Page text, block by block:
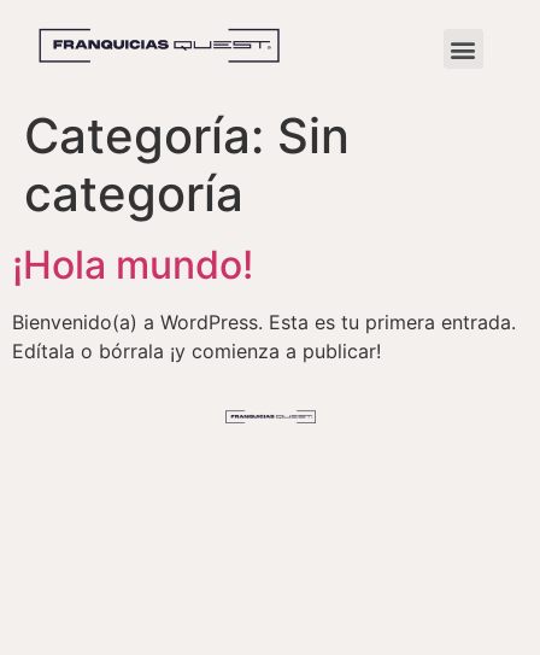
Categoría: Sin
categoría
¡Hola mundo!
Bienvenido(a) a WordPress. Esta es tu primera entrada.
Edítala o bórrala ¡y comienza a publicar!